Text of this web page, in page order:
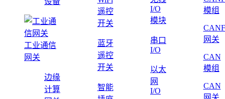
工业通信
网关
边缘
计算
遥控
开关
蓝牙
遥控
开关
智能
I/O
模块
串口
I/O
以太
网
I/O
模组
网关
CAN
模组
CAN
网关